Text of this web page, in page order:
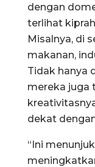
dengan
terlihat
Misalnya, di
makanan,
Tidak hanya
mereka juga
dekat
“Ini